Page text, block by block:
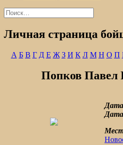
Найти:
Личная страница
А Б В Г Д Е Ж З И К Л М Н О П
Попков Павел